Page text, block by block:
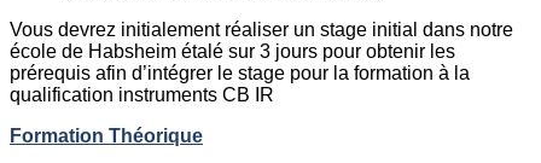
Vous devrez initialement réaliser un stage initial dans notre
école de Habsheim étalé sur 3 jours pour obtenir les
prérequis afin d’intégrer le stage pour la formation à la
qualification instruments CB IR
Formation Théorique